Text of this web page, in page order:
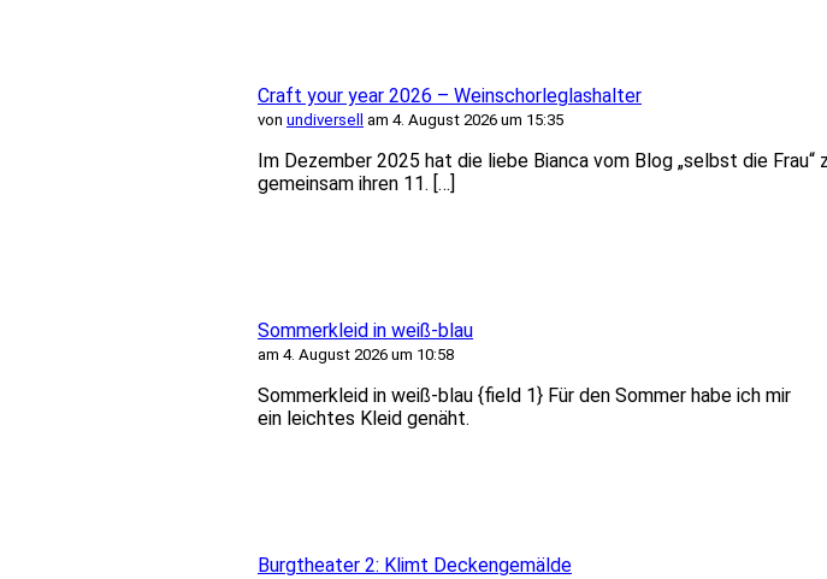
Craft your year 2026 – Weinschorleglashalter
von undiversell am 4. August 2026 um 15:35
Im Dezember 2025 hat die liebe Bianca vom Blog „selbst die
gemeinsam ihren 11. […]
Sommerkleid in weiß-blau
am 4. August 2026 um 10:58
Sommerkleid in weiß-blau {field 1} Für den Sommer habe ich mir
ein leichtes Kleid genäht.
Burgtheater 2: Klimt Deckengemälde